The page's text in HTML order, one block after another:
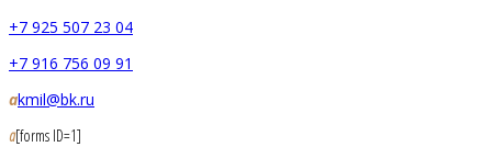
+7 925 507 23 04
+7 916 756 09 91
akmil@bk.ru
a[forms ID=1]